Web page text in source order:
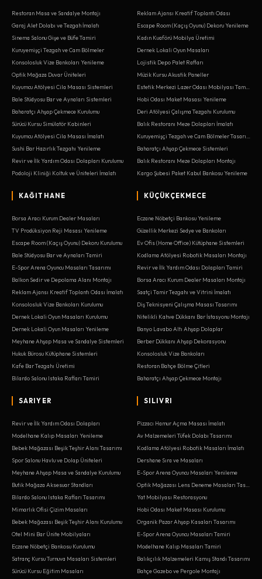
Restoran Masa ve Sandalye Montajı
Garaj Alet Dolabı ve Tezgah İmalatı
Sinema Salonu Gişe ve Büfe Tamiri
Kuruyemişçi Tezgah ve Cam Bölmeler
Konsolosluk Vize Bankoları Yenileme
Optik Mağaza Duvar Üniteleri
Kuyumcu Atölyesi Cila Masası Sistemleri
Bale Stüdyosu Bar ve Aynaları Sistemleri
Baharatçı Ahşap Çekmece Kurulumu
Sürücü Kursu Simülatör Kabinleri
Kuyumcu Atölyesi Cila Masası İmalatı
Sushi Bar Hazırlık Tezgahı Yenileme
Revir ve İlk Yardım Odası Dolapları Kurulumu
Podoloji Kliniği Koltuk ve Üniteleri İmalatı
Reklam Ajansı Kreatif Toplantı Odası
Escape Room (Kaçış Oyunu) Dekoru Yenileme
Kadın Kuaförü Mobilya Üretimi
Dernek Lokali Oyun Masaları
Lojistik Depo Palet Rafları
Müzik Kursu Akustik Paneller
Hobi Odası Maket Masası Yenileme
Deri Atölyesi Çalışma Tezgahı Kurulumu
Balık Restoranı Meze Dolapları İmalatı
Baharatçı Ahşap Çekmece Sistemleri
Balık Restoranı Meze Dolapları Montajı
Kargo Şubesi Paket Kabul Bankosu Yenileme
KAĞITHANE
Borsa Aracı Kurum Dealer Masaları
TV Prodüksiyon Reji Masası Yenileme
Escape Room (Kaçış Oyunu) Dekoru Kurulumu
Bale Stüdyosu Bar ve Aynaları Tamiri
E-Spor Arena Oyuncu Masaları Tasarımı
Balkon Sedir ve Depolama Alanı Montajı
Reklam Ajansı Kreatif Toplantı Odası İmalatı
Konsolosluk Vize Bankoları Kurulumu
Dernek Lokali Oyun Masaları Kurulumu
Dernek Lokali Oyun Masaları Yenileme
Meyhane Ahşap Masa ve Sandalye Sistemleri
Hukuk Bürosu Kütüphane Sistemleri
Kafe Bar Tezgahı Üretimi
Bilardo Salonu Istaka Rafları Tamiri
KÜÇÜKÇEKMECE
Eczane Nöbetçi Bankosu Yenileme
Güzellik Merkezi Sedye ve Bankoları
Ev Ofis (Home Office) Kütüphane Sistemleri
Kodlama Atölyesi Robotik Masaları Montajı
Revir ve İlk Yardım Odası Dolapları Tamiri
Borsa Aracı Kurum Dealer Masaları Montajı
Saatçi Tamir Tezgahı ve Vitrini İmalatı
Diş Teknisyeni Çalışma Masası Tasarımı
Nitelikli Kahve Dükkanı Bar İstasyonu Montajı
Banyo Lavabo Altı Ahşap Dolaplar
Berber Dükkanı Ahşap Dekorasyonu
Konsolosluk Vize Bankoları
Restoran Bahçe Bölme Çitleri
Baharatçı Ahşap Çekmece Montajı
SARIYER
Revir ve İlk Yardım Odası Dolapları
Modelhane Kalıp Masaları Yenileme
Bebek Mağazası Beşik Teşhir Alanı Tasarımı
Spor Salonu Havlu ve Dolap Üniteleri
Meyhane Ahşap Masa ve Sandalye Kurulumu
Butik Mağaza Aksesuar Standları
Bilardo Salonu Istaka Rafları Tasarımı
Mimarlık Ofisi Çizim Masaları
Bebek Mağazası Beşik Teşhir Alanı Kurulumu
Otel Mini Bar Ünite Mobilyaları
Eczane Nöbetçi Bankosu Kurulumu
Satranç Kursu Turnuva Masaları Sistemleri
Sürücü Kursu Eğitim Masaları
SILIVRI
Pizzacı Hamur Açma Masası İmalatı
Av Malzemeleri Tüfek Dolabı Tasarımı
Kodlama Atölyesi Robotik Masaları İmalatı
Dershane Sıra ve Masaları
E-Spor Arena Oyuncu Masaları Yenileme
Yat Mobilyası Restorasyonu
Hobi Odası Maket Masası Kurulumu
Organik Pazar Ahşap Kasaları Tasarımı
E-Spor Arena Oyuncu Masaları Tamiri
Modelhane Kalıp Masaları Tamiri
Balıkçılık Malzemeleri Kamış Standı Tasarımı
Bahçe Gazebo ve Pergole Montajı